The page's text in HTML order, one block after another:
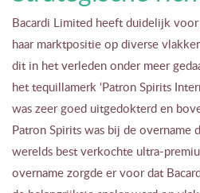
Bacardi Limited heeft duidelijk
haar marktpositie op diverse
dit in het verleden onder meer
het tequillamerk ‘Patron Spirits
was zeer goed uitgedokterd en
Patron Spirits was bij de overname
werelds best verkochte ultra-
overname zorgde er voor dat